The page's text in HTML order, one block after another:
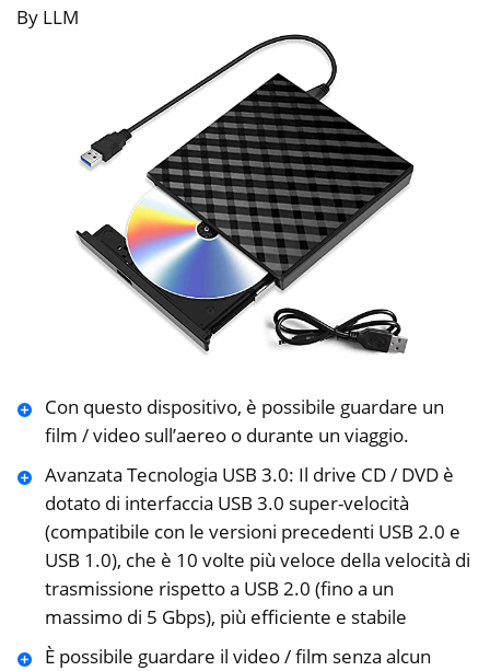
By LLM
Con questo dispositivo, è possibile guardare un
film / video sull’aereo o durante un viaggio.
Avanzata Tecnologia USB 3.0: Il drive CD / DVD è
dotato di interfaccia USB 3.0 super-velocità
(compatibile con le versioni precedenti USB 2.0 e
USB 1.0), che è 10 volte più veloce della velocità di
trasmissione rispetto a USB 2.0 (fino a un
massimo di 5 Gbps), più efficiente e stabile
È possibile guardare il video / film senza alcun